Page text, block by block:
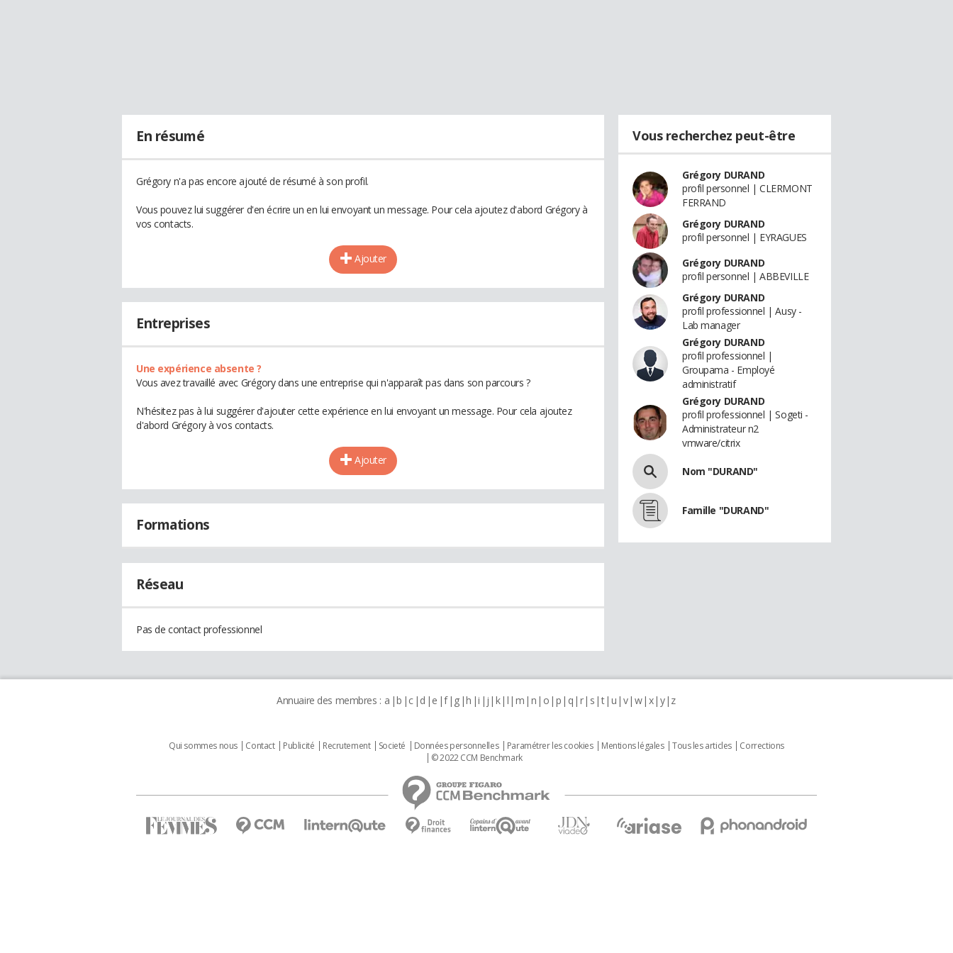
En résumé
Grégory n'a pas encore ajouté de résumé à son profil.
Vous pouvez lui suggérer d'en écrire un en lui envoyant un message. Pour cela ajoutez d'abord Grégory à
vos contacts.
Ajouter
Entreprises
Une expérience absente ?
Vous avez travaillé avec Grégory dans une entreprise qui n'apparaît pas dans son parcours ?
N'hésitez pas à lui suggérer d'ajouter cette expérience en lui envoyant un message. Pour cela ajoutez
d'abord Grégory à vos contacts.
Ajouter
Formations
Réseau
Pas de contact professionnel
Vous recherchez peut-être
Grégory DURAND
profil personnel | CLERMONT
FERRAND
Grégory DURAND
profil personnel | EYRAGUES
Grégory DURAND
profil personnel | ABBEVILLE
Grégory DURAND
profil professionnel | Ausy -
Lab manager
Grégory DURAND
profil professionnel |
Groupama - Employé
administratif
Grégory DURAND
profil professionnel | Sogeti -
Administrateur n2
vmware/citrix
Nom "DURAND"
Famille "DURAND"
Annuaire des membres : a b c d e f g h i j k l m n o p q r s t u v w x y z
Qui sommes nous Contact Publicité Recrutement Societé Données personnelles Paramétrer les cookies Mentions légales Tous les articles
Corrections
© 2022 CCM Benchmark